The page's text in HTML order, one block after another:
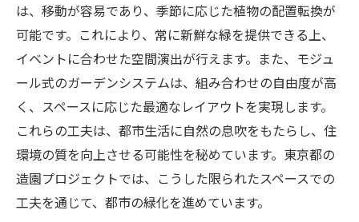
は、移動が容易であり、季節に応じた植物の配置転換が
可能です。これにより、常に新鮮な緑を提供できる上、
イベントに合わせた空間演出が行えます。また、モジュ
ール式のガーデンシステムは、組み合わせの自由度が高
く、スペースに応じた最適なレイアウトを実現します。
これらの工夫は、都市生活に自然の息吹をもたらし、住
環境の質を向上させる可能性を秘めています。東京都の
造園プロジェクトでは、こうした限られたスペースでの
工夫を通じて、都市の緑化を進めています。